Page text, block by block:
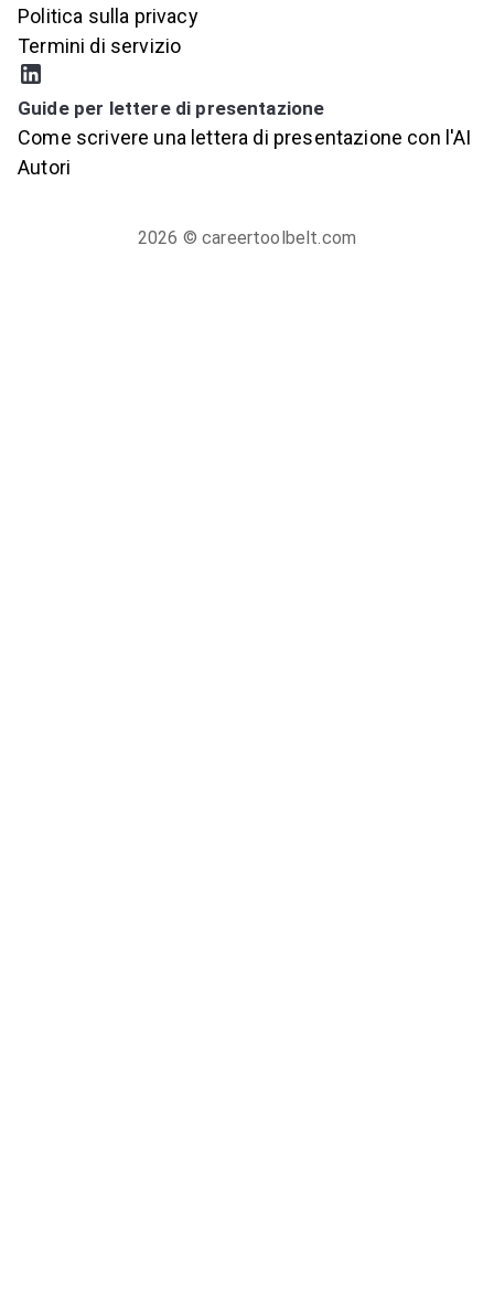
Politica sulla privacy
Termini di servizio
Guide per lettere di presentazione
Come scrivere una lettera di presentazione con l'AI
Autori
2026 © careertoolbelt.com